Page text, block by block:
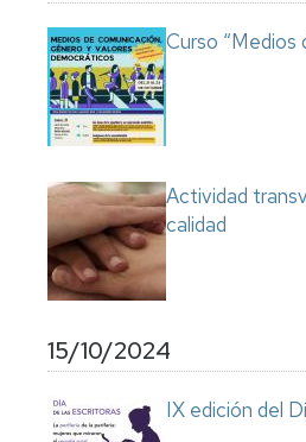
Curso “Medios
Actividad
calidad
15/10/2024
IX edición del